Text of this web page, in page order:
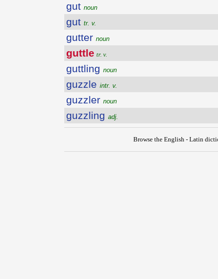
gut noun
gut tr. v.
gutter noun
guttle tr. v.
guttling noun
guzzle intr. v.
guzzler noun
guzzling adj.
Browse the English - Latin